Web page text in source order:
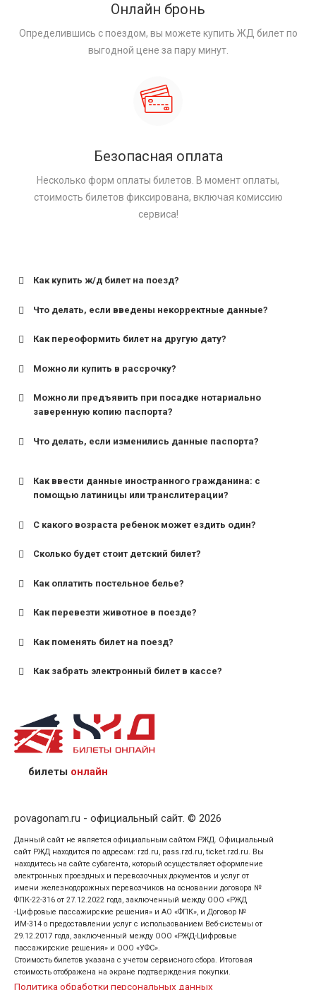
Онлайн бронь
Определившись с поездом, вы можете купить ЖД билет по
выгодной цене за пару минут.
Безопасная оплата
Несколько форм оплаты билетов. В момент оплаты,
стоимость билетов фиксирована, включая комиссию
сервиса!
Как купить ж/д билет на поезд?
Что делать, если введены некорректные данные?
Как переоформить билет на другую дату?
Можно ли купить в рассрочку?
Можно ли предъявить при посадке нотариально
заверенную копию паспорта?
Что делать, если изменились данные паспорта?
Как ввести данные иностранного гражданина: с
помощью латиницы или транслитерации?
С какого возраста ребенок может ездить один?
для поездов дальнего следования — от 10 лет и
для пригородных поездов — от 7 лет.
Сколько будет стоит детский билет?
Как оплатить постельное белье?
Как перевезти животное в поезде?
Как поменять билет на поезд?
Как забрать электронный билет в кассе?
назвав кассиру 14-значный номер заказа;
предъявив удостоверение личности пассажира, на
кого оформлен билет.
билеты онлайн
povagonam.ru - официальный сайт. © 2026
Данный сайт не является официальным сайтом РЖД. Официальный
сайт РЖД находится по адресам: rzd.ru, pass.rzd.ru, ticket.rzd.ru. Вы
находитесь на сайте субагента, который осуществляет оформление
электронных проездных и перевозочных документов и услуг от
имени железнодорожных перевозчиков на основании договора №
ФПК-22-316 от 27.12.2022 года, заключенный между ООО «РЖД
-Цифровые пассажирские решения» и АО «ФПК», и Договор №
ИМ-314 о предоставлении услуг с использованием Веб-системы от
29.12.2017 года, заключенный между ООО «РЖД-Цифровые
пассажирские решения» и ООО «УФС».
Стоимость билетов указана с учетом сервисного сбора. Итоговая
стоимость отображена на экране подтверждения покупки.
Политика обработки персональных данных